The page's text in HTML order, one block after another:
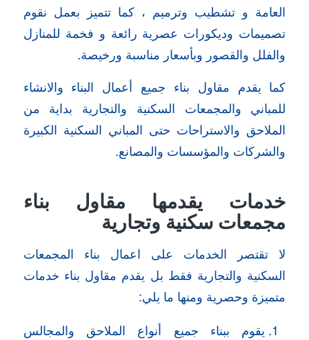
العامة و تشطيب وترميم ، كما تتميز بعمل نقوم
تصميمات وديكورات عصرية رائعة و فخمة للمنازل
والفلل والقصور وبأسعار مناسبة ورخيصة.
كما يقدم مقاول بناء جميع أعمال البناء والانشاء
للمباني والمجمعات السكنية والتجارية بداية من
الملاحق والاستراحات حتى المباني السكنية الكبيرة
والشركات والمؤسسات والمصانع.
خدمات يقدمها مقاول بناء
مجمعات سكنية وتجارية
لا تقتصر الخدمات على اعمال بناء المجمعات
السكنية والتجارية فقط بل يقدم مقاول بناء خدمات
متميزة وحصرية ومنها ما يلي:
يقوم ببناء جميع أنواع الملاحق والمجالس